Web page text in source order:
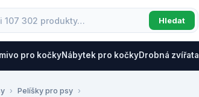
Hledat
pro kočkyNábytek pro kočkyDrobná zvířata
Pelíšky pro psy